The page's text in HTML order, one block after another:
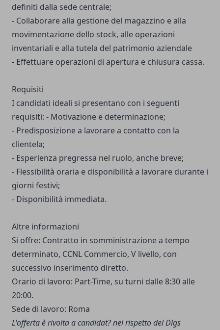
definiti dalla sede centrale;
- Collaborare alla gestione del magazzino e alla
movimentazione dello stock, alle operazioni
inventariali e alla tutela del patrimonio aziendale
- Effettuare operazioni di apertura e chiusura cassa.
Requisiti
I candidati ideali si presentano con i seguenti
requisiti: - Motivazione e determinazione;
- Predisposizione a lavorare a contatto con la
clientela;
- Esperienza pregressa nel ruolo, anche breve;
- Flessibilità oraria e disponibilità a lavorare durante i
giorni festivi;
- Disponibilità immediata.
Altre informazioni
Si offre: Contratto in somministrazione a tempo
determinato, CCNL Commercio, V livello, con
successivo inserimento diretto.
Orario di lavoro: Part-Time, su turni dalle 8:30 alle
20:00.
Sede di lavoro: Roma
L'offerta è rivolta a candidat? nel rispetto del Dlgs